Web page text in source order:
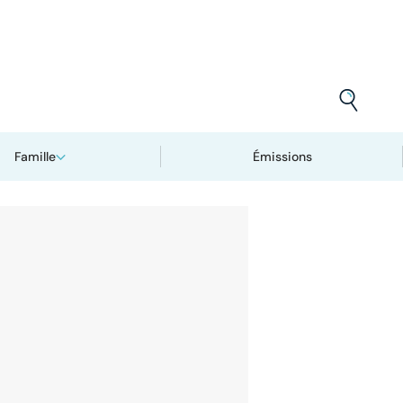
Famille Émissions